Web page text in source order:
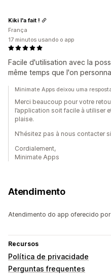
Facile d'utilisation avec la
même temps que l'on
Kiki l'a fait !
França
17 minutos usando o app
Minimate Apps deixou uma
Merci beaucoup pour votre
l’application soit facile à utiliser
plaise.
N’hésitez pas à nous contacter
Cordialement,
Minimate Apps
Atendimento
Atendimento do app oferecido
Recursos
Política de privacidade
Perguntas frequentes